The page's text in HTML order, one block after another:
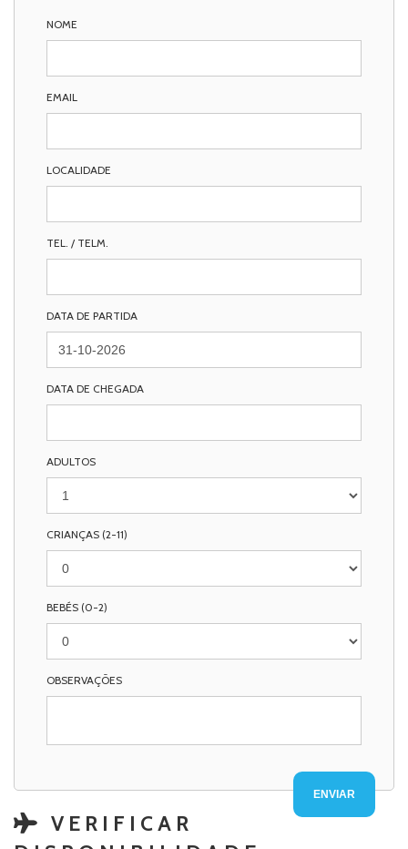
NOME
EMAIL
LOCALIDADE
TEL. / TELM.
DATA DE PARTIDA
DATA DE CHEGADA
ADULTOS
CRIANÇAS (2-11)
BEBÉS (0-2)
OBSERVAÇÕES
VERIFICAR